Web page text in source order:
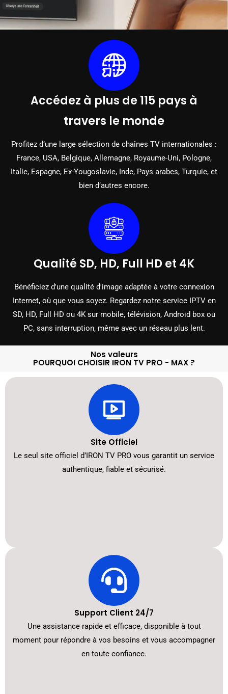
Accédez à plus de 115 pays à
travers le monde
Profitez d’une large sélection de chaînes TV internationales :
France, USA, Belgique, Allemagne, Royaume-Uni, Pologne,
Italie, Espagne, Ex-Yougoslavie, Inde, Pays arabes, Turquie, et
bien d’autres encore.
Qualité SD, HD, Full HD et 4K
Bénéficiez d'une qualité d'image adaptée à votre connexion
Internet, où que vous soyez. Regardez notre service IPTV en
SD, HD, Full HD ou 4K sur mobile, télévision, Android box ou
PC, sans interruption, même avec un réseau plus lent.
Nos valeurs
POURQUOI CHOISIR IRON TV PRO - MAX ?
Site Officiel
Le seul site officiel d’IRON TV PRO vous garantit un service
authentique, fiable et sécurisé.
Support Client 24/7
Une assistance rapide et efficace, disponible à tout
moment pour répondre à vos besoins et vous accompagner
en toute confiance.